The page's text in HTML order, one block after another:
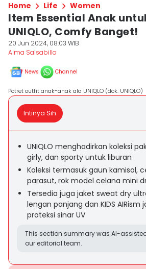
Home Life Women
Item Essential Anak
UNIQLO, Comfy Banget!
20 Jun 2024, 08:03 WIB
Alma Salsabilla
News Channel
Potret outfit anak-anak ala UNIQLO (dok. UNIQLO)
Intinya Sih
UNIQLO menghadirkan koleksi
girly, dan sporty untuk liburan
Koleksi termasuk gaun kamisol,
parasut, rok model celana mini
Tersedia juga jaket sweat dry
lengan panjang dan KIDS
proteksi sinar UV
This section summary was AI-
our editorial team.